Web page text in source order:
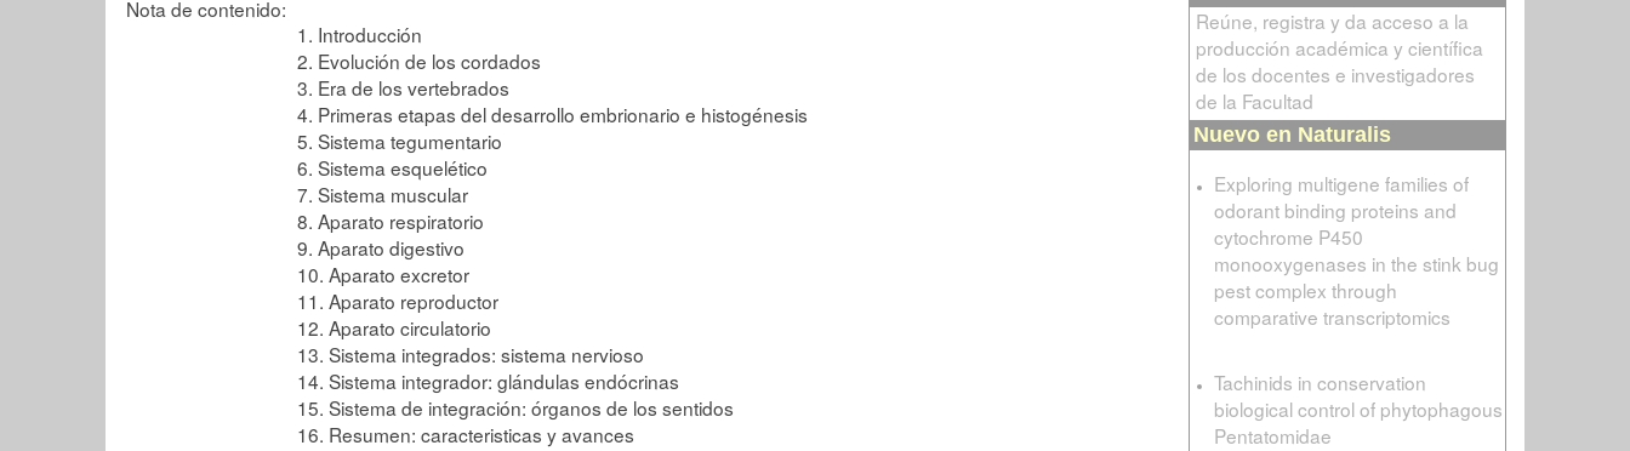
Nota de contenido:
1. Introducción
2. Evolución de los cordados
3. Era de los vertebrados
4. Primeras etapas del desarrollo embrionario e histogénesis
5. Sistema tegumentario
6. Sistema esquelético
7. Sistema muscular
8. Aparato respiratorio
9. Aparato digestivo
10. Aparato excretor
11. Aparato reproductor
12. Aparato circulatorio
13. Sistema integrados: sistema nervioso
14. Sistema integrador: glándulas endócrinas
15. Sistema de integración: órganos de los sentidos
16. Resumen: caracteristicas y avances
Reúne, registra y da acceso a la
producción académica y científica
de los docentes e investigadores
de la Facultad
Nuevo en Naturalis
Exploring multigene families of
odorant binding proteins and
cytochrome P450
monooxygenases in the stink bug
pest complex through
comparative transcriptomics
Tachinids in conservation
biological control of phytophagous
Pentatomidae